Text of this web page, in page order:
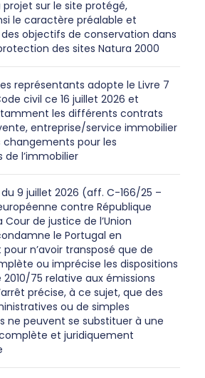
sur le site protégé,
le caractère préalable et
objectifs de conservation dans
des sites Natura 2000
représentants adopte le Livre 7
civil ce 16 juillet 2026 et
les différents contrats
entreprise/service immobilier
changements pour les
de l’immobilier
9 juillet 2026 (aff. C-166/25 –
contre République
de justice de l’Union
le Portugal en
n’avoir transposé que de
ou imprécise les dispositions
75 relative aux émissions
précise, à ce sujet, que des
ou de simples
ne peuvent se substituer à une
et juridiquement